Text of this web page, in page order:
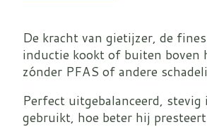
De kracht van gietijzer, de
inductie kookt of buiten boven
zónder PFAS of andere
Perfect uitgebalanceerd,
gebruikt, hoe beter hij